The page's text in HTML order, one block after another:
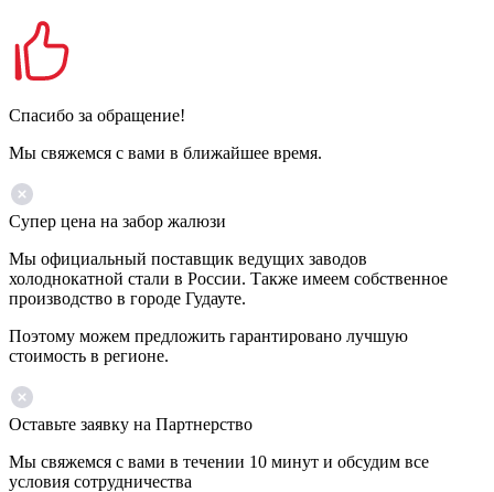
Спасибо за обращение!
Мы свяжемся с вами в ближайшее время.
Супер цена на забор жалюзи
Мы официальный поставщик ведущих заводов
холоднокатной стали в России. Также имеем собственное
производство в городе Гудауте.
Поэтому можем предложить гарантировано лучшую
стоимость в регионе.
Оставьте заявку на Партнерство
Мы свяжемся с вами в течении 10 минут и обсудим все
условия сотрудничества